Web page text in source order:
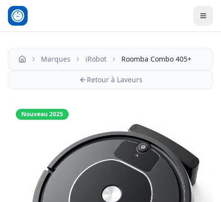
Accueil Marques iRobot Roomba Combo 405+
Retour à Laveurs
Nouveau 2025